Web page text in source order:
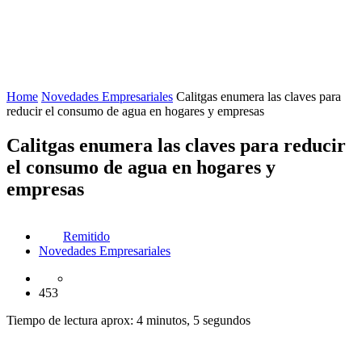
Home Novedades Empresariales Calitgas enumera las claves para
reducir el consumo de agua en hogares y empresas
Calitgas enumera las claves para reducir
el consumo de agua en hogares y
empresas
Remitido
Novedades Empresariales
453
Tiempo de lectura aprox: 4 minutos, 5 segundos